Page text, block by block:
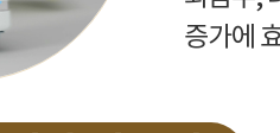
증가에